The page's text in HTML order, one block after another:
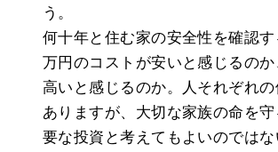
う。
何十年と住む家の安全性を確認
万円のコストが安いと感じるの
高いと感じるのか。人それぞれ
ありますが、大切な家族の命を
要な投資と考えてもよいのではな